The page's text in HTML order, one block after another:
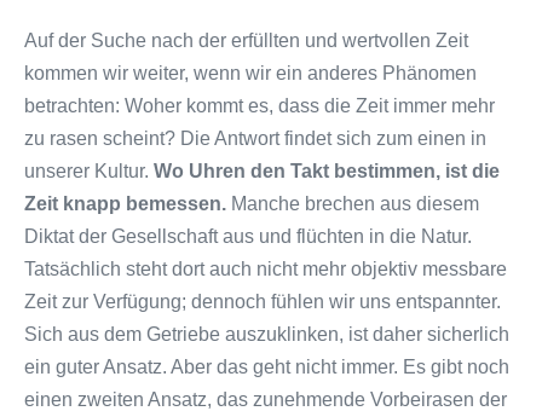
Auf der Suche nach der erfüllten und wertvollen Zeit
kommen wir weiter, wenn wir ein anderes Phänomen
betrachten: Woher kommt es, dass die Zeit immer mehr
zu rasen scheint? Die Antwort findet sich zum einen in
unserer Kultur. Wo Uhren den Takt bestimmen, ist die
Zeit knapp bemessen. Manche brechen aus diesem
Diktat der Gesellschaft aus und flüchten in die Natur.
Tatsächlich steht dort auch nicht mehr objektiv messbare
Zeit zur Verfügung; dennoch fühlen wir uns entspannter.
Sich aus dem Getriebe auszuklinken, ist daher sicherlich
ein guter Ansatz. Aber das geht nicht immer. Es gibt noch
einen zweiten Ansatz, das zunehmende Vorbeirasen der